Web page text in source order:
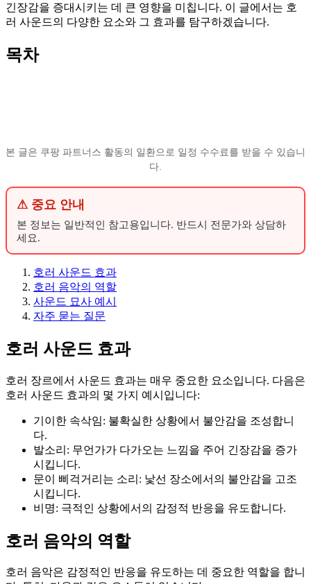
긴장감을 증대시키는 데 큰 영향을 미칩니다. 이 글에서는 호
러 사운드의 다양한 요소와 그 효과를 탐구하겠습니다.
목차
본 글은 쿠팡 파트너스 활동의 일환으로 일정 수수료를 받을 수 있습니
다.
⚠ 중요 안내
본 정보는 일반적인 참고용입니다. 반드시 전문가와 상담하
세요.
호러 사운드 효과
호러 음악의 역할
사운드 묘사 예시
자주 묻는 질문
호러 사운드 효과
호러 장르에서 사운드 효과는 매우 중요한 요소입니다. 다음은
호러 사운드 효과의 몇 가지 예시입니다:
기이한 속삭임: 불확실한 상황에서 불안감을 조성합니
다.
발소리: 무언가가 다가오는 느낌을 주어 긴장감을 증가
시킵니다.
문이 삐걱거리는 소리: 낯선 장소에서의 불안감을 고조
시킵니다.
비명: 극적인 상황에서의 감정적 반응을 유도합니다.
호러 음악의 역할
호러 음악은 감정적인 반응을 유도하는 데 중요한 역할을 합니